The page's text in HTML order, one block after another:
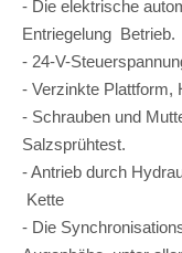
- Die elektrische
Entriegelung Betrieb.
- 24-V-
- Verzinkte Plattform,
- Schrauben und
Salzsprühtest.
- Antrieb durch
Kette
- Die